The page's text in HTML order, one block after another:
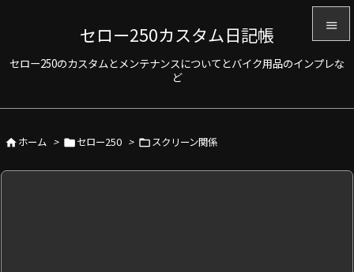
セロー250カスタム日記帳
セロー250のカスタムとメンテナンスについてとバイク用品のインプレな
ど


ホーム > セロー250 >  スクリーン関係